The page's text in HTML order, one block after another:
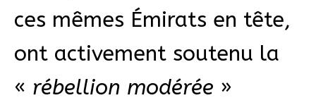
ces mêmes Émirats en tête,
ont activement soutenu la
« rébellion modérée »